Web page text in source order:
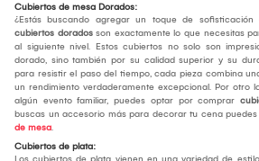
Cubiertos de mesa Dorados:
¿Estás buscando agregar un toque de
cubiertos dorados son exactamente lo que necesitas
al siguiente nivel. Estos cubiertos no solo son
dorado, sino también por su calidad superior y su
para resistir el paso del tiempo, cada pieza combina
un rendimiento verdaderamente excepcional. Por otro
algún evento familiar, puedes optar por comprar
buscas un accesorio más para decorar tu cena
de mesa.
Cubiertos de plata: